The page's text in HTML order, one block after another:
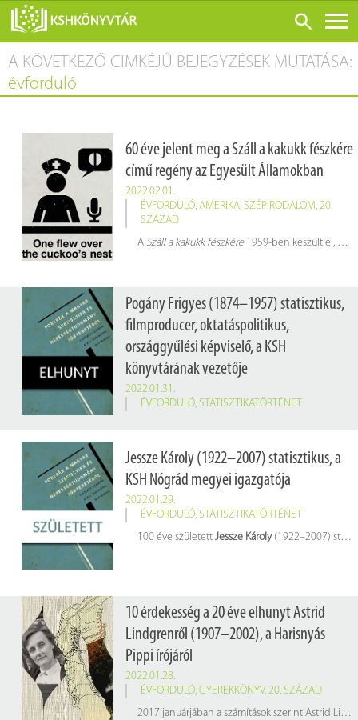
ONLINE KATALÓGUS
RÓLUNK
SZOLGÁLTATÁSOK
KONFERENCIÁK
ADATBÁZISOK
BLOG
A KÖVETKEZŐ CIMKÉJŰ BEJEGYZÉSEK MUTATÁSA:
évforduló
60 éve jelent meg a Száll a kakukk fészkére
című regény az Egyesült Államokban
2022.02.01.
ÉVFORDULÓ, AMERIKA, SZÉPIRODALOM, 20.
SZÁZAD
A Száll a kakukk fészkére 1959-ben készült el, de csak 1962. február 1-jén adta ki a Viking Press & Signet Books kiadó. A regény magyarul először Bartos Tibor fordításában jelent meg az Európa Könyvkiadó
Pogány Frigyes (1874–1957) statisztikus,
filmproducer, oktatáspolitikus,
országgyűlési képviselő, a KSH
könyvtárának vezetője
2022.01.31.
ÉVFORDULÓ, STATISZTIKATÖRTÉNET
Jessze Károly (1922–2007) statisztikus, a
KSH Nógrád megyei igazgatója
2022.01.29.
ÉVFORDULÓ, STATISZTIKATÖRTÉNET
100 éve született Jessze Károly(1922–2007) statisztikus, a KSH Nógrád megyei igazgatója
10 érdekesség a 20 éve elhunyt Astrid
Lindgrenről (1907–2002), a Harisnyás
Pippi írójáról
2022.01.28.
ÉVFORDULÓ, GYEREKKÖNYV, 20. SZÁZAD
2017 januárjában a számítások szerint Astrid Lindgren volt a világ 18. legtöbbet fordított írója: könyveit 88 nyelvre fordították le, és a 4. legtöbbet fordított gyermekíró Enid Blyton, Hans Christian Andersen és a Grimm testvérek után. A svéd írónő könyveiből nagyjából 165 millió példány kelt el világszerte. Történeteinek legismertebb figurái Harisnyás Pippi, Háztetey Károly és Juharfalvi Emil.